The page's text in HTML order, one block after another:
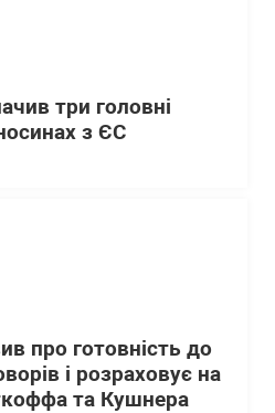
три головні
з ЄС
про готовність до
і розраховує на
та Кушнера